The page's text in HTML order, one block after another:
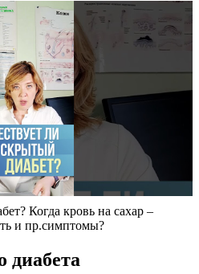
Когда кровь на сахар –
и пр.симптомы?
диабета